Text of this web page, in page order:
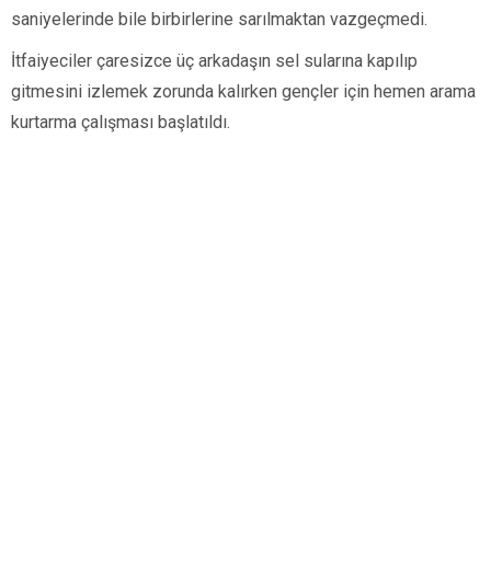
saniyelerinde bile birbirlerine sarılmaktan vazgeçmedi.
İtfaiyeciler çaresizce üç arkadaşın sel sularına kapılıp
gitmesini izlemek zorunda kalırken gençler için hemen arama
kurtarma çalışması başlatıldı.